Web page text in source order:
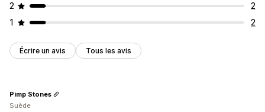
2
2
1
2
Écrire un avis Tous les avis
Pimp Stones
Suède